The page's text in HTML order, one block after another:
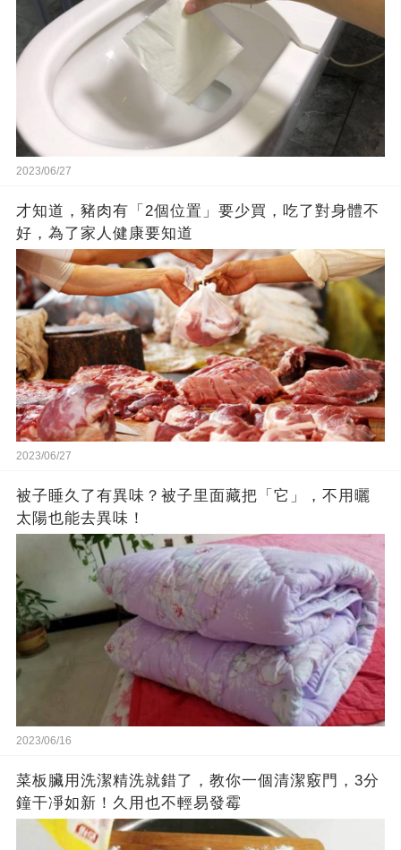
2023/06/27
才知道，豬肉有「2個位置」要少買，吃了對身體不
好，為了家人健康要知道
2023/06/27
被子睡久了有異味？被子里面藏把「它」，不用曬
太陽也能去異味！
2023/06/16
菜板臟用洗潔精洗就錯了，教你一個清潔竅門，3分
鐘干凈如新！久用也不輕易發霉